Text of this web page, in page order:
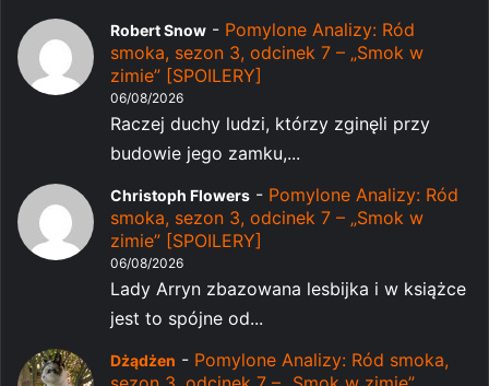
Robert Snow - Pomylone Analizy: Ród
smoka, sezon 3, odcinek 7 – „Smok w
zimie” [SPOILERY]
06/08/2026
Raczej duchy ludzi, którzy zginęli przy
budowie jego zamku,...
Christoph Flowers - Pomylone Analizy: Ród
smoka, sezon 3, odcinek 7 – „Smok w
zimie” [SPOILERY]
06/08/2026
Lady Arryn zbazowana lesbijka i w książce
jest to spójne od...
Dżądżen - Pomylone Analizy: Ród smoka,